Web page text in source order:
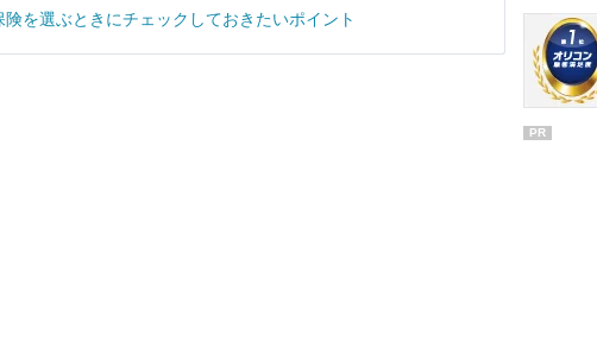
険を選ぶときにチェックしておきたいポイント
PR